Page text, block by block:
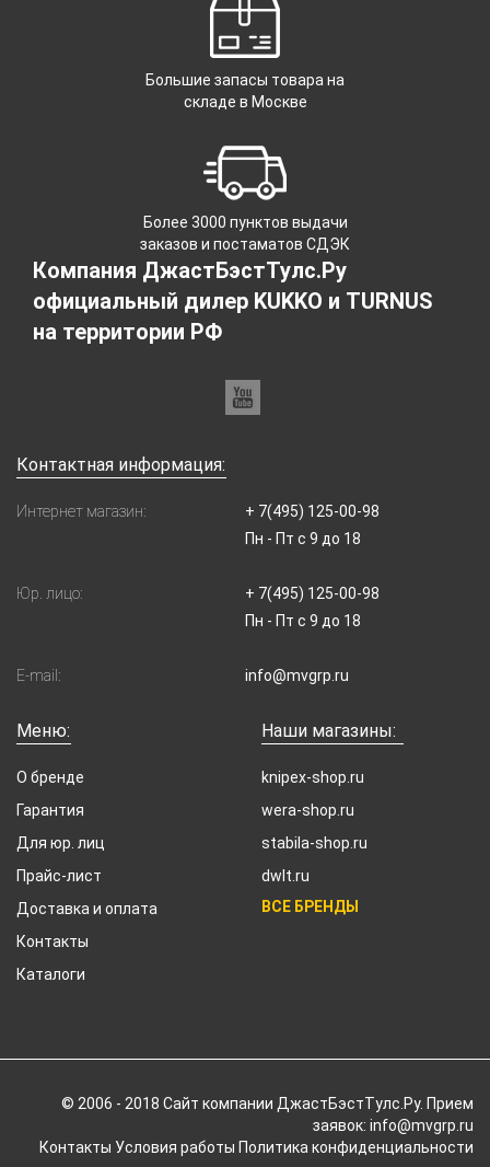
Большие запасы товара на
складе в Москве
Более 3000 пунктов выдачи
заказов и постаматов СДЭК
Компания ДжастБэстТулс.Ру
официальный дилер KUKKO и TURNUS
на территории РФ
Контактная информация:
Интернет магазин:
+ 7(495) 125-00-98
Пн - Пт с 9 до 18
Юр. лицо:
+ 7(495) 125-00-98
Пн - Пт с 9 до 18
E-mail: info@mvgrp.ru
Меню:
О бренде
Гарантия
Для юр. лиц
Прайс-лист
Доставка и оплата
Контакты
Каталоги
Наши магазины:
knipex-shop.ru
wera-shop.ru
stabila-shop.ru
dwlt.ru
ВСЕ БРЕНДЫ
© 2006 - 2018 Cайт компании ДжастБэстТулс.Ру. Прием
заявок: info@mvgrp.ru
Контакты Условия работы Политика конфиденциальности